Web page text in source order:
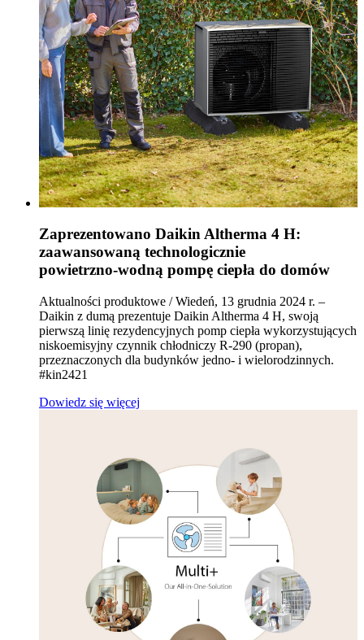
Zaprezentowano Daikin Altherma 4 H:
zaawansowaną technologicznie
powietrzno‑wodną pompę ciepła do domów
Aktualności produktowe / Wiedeń, 13 grudnia 2024 r. –
Daikin z dumą prezentuje Daikin Altherma 4 H, swoją
pierwszą linię rezydencyjnych pomp ciepła wykorzystujących
niskoemisyjny czynnik chłodniczy R‑290 (propan),
przeznaczonych dla budynków jedno- i wielorodzinnych.
#kin2421
Dowiedz się więcej